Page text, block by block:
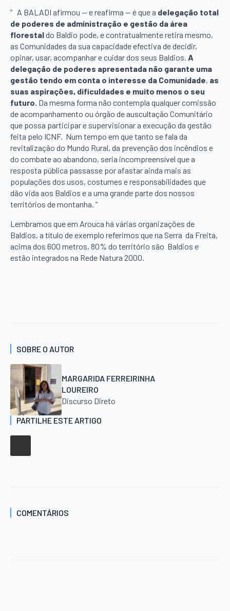
“ A BALADI afirmou — e reafirma — é que a delegação total
de poderes de administração e gestão da área
florestaldo Baldio pode, e contratualmente retira mesmo,
as Comunidades da sua capacidade efectiva de decidir,
opinar, usar, acompanhar e cuidar dos seus Baldios. A
delegação de poderes apresentada não garante uma
gestão tendo em conta o interesse da Comunidade, as
suas aspirações, dificuldades e muito menos o seu
futuro. Da mesma forma não contempla qualquer comissão
de acompanhamento ou órgão de auscultação Comunitário
que possa participar e supervisionar a execução da gestão
feita pelo ICNF. Num tempo em que tanto se fala da
revitalização do Mundo Rural, da prevenção dos incêndios e
do combate ao abandono, seria incompreensível que a
resposta pública passasse por afastar ainda mais as
populações dos usos, costumes e responsabilidades que
dão vida aos Baldios e a uma grande parte dos nossos
territórios de montanha. “
Lembramos que em Arouca há várias organizações de
Baldios, a título de exemplo referimos que na Serra da Freita,
acima dos 600 metros, 80% do território são Baldios e
estão integrados na Rede Natura 2000.
SOBRE O AUTOR
MARGARIDA FERREIRINHA
LOUREIRO
Discurso Direto
PARTILHE ESTE ARTIGO
COMENTÁRIOS